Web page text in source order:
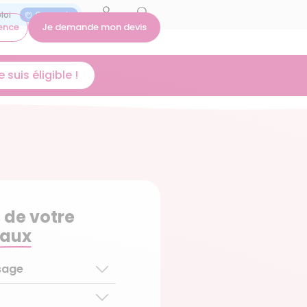
On recrute
Je demande mon devis
suis éligible !
de votre